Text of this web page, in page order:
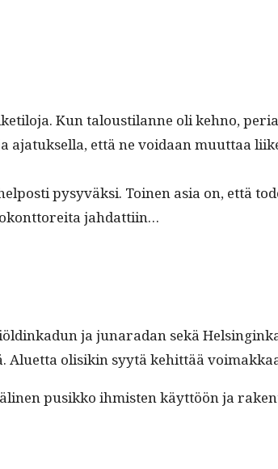
Kun talousti­lanne oli kehno,
ajatuk­sel­la, että ne voidaan muut­taa
pysyväk­si. Toinen asia on, että
jahdattiin…
ja junaradan sekä
olisikin syytä kehit­tää
pusikko ihmis­ten käyt­töön ja